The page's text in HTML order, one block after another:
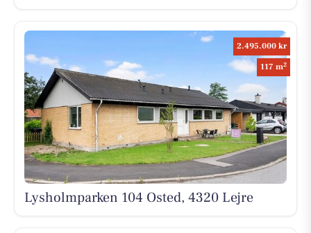
2.495.000 kr
117 m2
Lysholmparken 104 Osted, 4320 Lejre